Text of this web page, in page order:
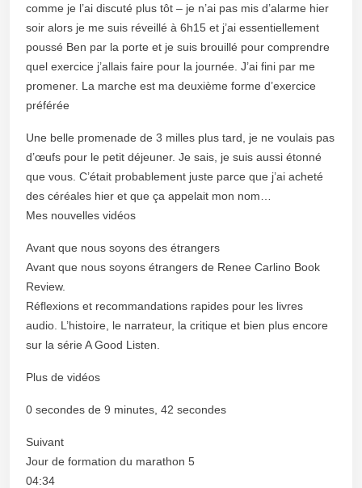
comme je l’ai discuté plus tôt – je n’ai pas mis d’alarme hier
soir alors je me suis réveillé à 6h15 et j’ai essentiellement
poussé Ben par la porte et je suis brouillé pour comprendre
quel exercice j’allais faire pour la journée. J’ai fini par me
promener. La marche est ma deuxième forme d’exercice
préférée
Une belle promenade de 3 milles plus tard, je ne voulais pas
d’œufs pour le petit déjeuner. Je sais, je suis aussi étonné
que vous. C’était probablement juste parce que j’ai acheté
des céréales hier et que ça appelait mon nom…
Mes nouvelles vidéos
Avant que nous soyons des étrangers
Avant que nous soyons étrangers de Renee Carlino Book
Review.
Réflexions et recommandations rapides pour les livres
audio. L’histoire, le narrateur, la critique et bien plus encore
sur la série A Good Listen.
Plus de vidéos
0 secondes de 9 minutes, 42 secondes
Suivant
Jour de formation du marathon 5
04:34